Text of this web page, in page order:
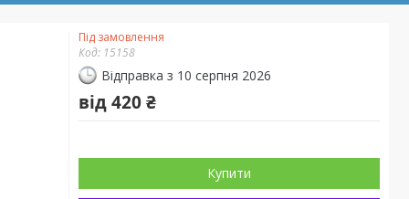
Під замовлення
Код: 15158
Відправка з 10 серпня 2026
від420 ₴
Купити